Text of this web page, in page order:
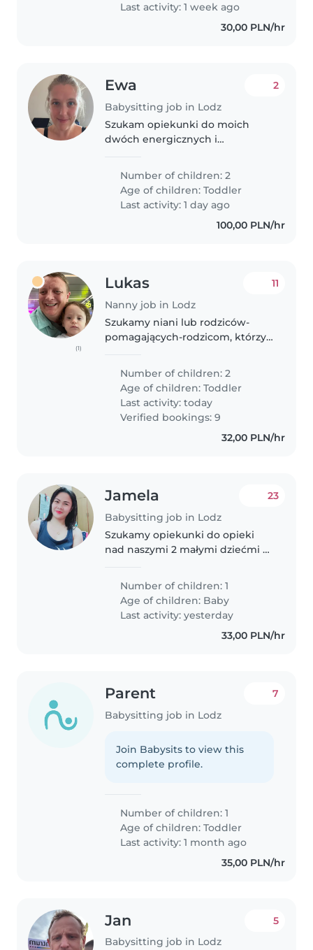
Last activity: 1 week ago
30,00 PLN/hr
Ewa
Babysitting job in Lodz
2
Szukam opiekunki do moich
dwóch energicznych i
2-3 lat. Potrzebuję kogoś
cierpliwego, kto pomoże im
odkrywać świat w bezpieczny
sposób. Moglibyśmy spotkać..
Number of children: 2
Age of children:Toddler
Last activity: 1 day ago
100,00 PLN/hr
(1)
Lukas
Nanny job in Lodz
11
Szukamy niani lub rodziców-
pomagających-rodzicom, którzy
naszymi dwójką energicznych i
zabawnych dwulatkami. Nasze
dzieci są bardzo przyjazne i lubią
się bawić...
Number of children: 2
Age of children:Toddler
Last activity: today
Verified bookings: 9
32,00 PLN/hr
Jamela
Babysitting job in Lodz
23
Szukamy opiekunki do opieki
nad naszymi 2 małymi dziećmi w
pociechy są spokojne, figlarni i
zabawni. Potrzebujemy kogoś,
kto będzie się nimi opiekował w
naszym..
Number of children: 1
Age of children: Baby
Last activity: yesterday
33,00 PLN/hr
Parent
Babysitting job in Lodz
7
Join Babysits to view this
complete profile.
Number of children: 1
Age of children:Toddler
Last activity: 1 month ago
35,00 PLN/hr
Jan
Babysitting job in Lodz
5